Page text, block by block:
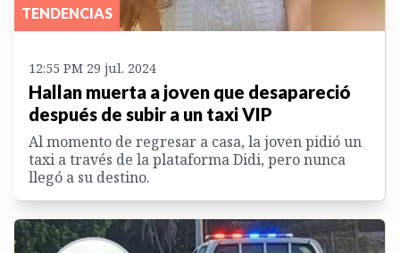
TENDENCIAS
12:55 PM 29 jul. 2024
Hallan muerta a joven que desapareció
después de subir a un taxi VIP
Al momento de regresar a casa, la joven pidió un
taxi a través de la plataforma Didi, pero nunca
llegó a su destino.